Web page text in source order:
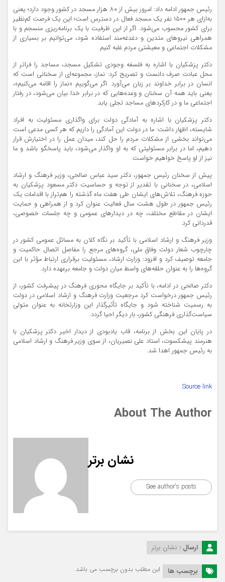
رئیس جمهور ادامه داد: امروز بیش از ۸۰ هزار مسجد در کشور وجود دارد؛ یعنی
به‌ازای هر ۱۵۰۰ نفر یک مسجد فعال در دسترس است؛ این یک فرصت کم‌نظیر
برای کشور محسوب می‌شود. اگر از این ظرفیت با یک برنامه‌ریزی منسجم و با
همراهی نیروهای متدین و دغدغه‌مند استفاده شود، می‌توانیم بر بسیاری از
مشکلات اجتماعی و معیشتی مردم غلبه کنیم.
دکتر پزشکیان با اشاره به فلسفه وجودی تشکیل مسجد، مساجد را فراتر از
محل عبادت صرف دانست و تصریح کرد: نماز، مجموعه‌ای از سخنانی است که
انسان در برابر خداوند بر زبان می‌آورد. اگر می‌گوییم «نماز را اقامه می‌کنیم»،
یعنی باید همه آن سخنان و وعده‌هایی که در برابر خدا بیان می‌شود، در رفتار
اجتماعی ما و در کارکردهای مساجد تجلی یابد.
دکتر پزشکیان با اشاره به آمادگی دولت برای واگذاری مسئولیت به افراد
شایسته، اظهار داشت: ما در دولت این آمادگی را داریم که هر کسی مدعی است
می‌تواند بخشی از مشکلات مردم را حل کند، میدان عمل را در اختیارش قرار
دهیم، اما در برابر مسئولیتی که به او واگذار می‌شود، باید پاسخگو باشد و ما
نیز از او پاسخ خواهیم خواست.
پیش از سخنان رئیس جمهور، دکتر سید عباس صالحی، وزیر فرهنگ و ارشاد
اسلامی، در سخنانی با تقدیر از توجه و حساسیت دکتر مسعود پزشکیان به
حوزه فرهنگ، تلاش‌های ایشان طی هفت ماه گذشته را هم‌تراز با اقدامات یک
رئیس جمهور در طول هشت سال فعالیت عنوان کرد و از همراهی و حمایت
ایشان در مقاطع مختلف، چه در دیدارهای عمومی و چه جلسات خصوصی،
قدردانی کرد.
وزیر فرهنگ و ارشاد اسلامی با تأکید بر نگاه کلان به مسائل عمومی کشور در
چارچوب شعار دولت وفاق ملی، گروه‌های مرجع را مفاصل اتصال حاکمیت و
جامعه توصیف کرد و افزود: وزارت ارشاد، مسئولیت برقراری ارتباط مؤثر با این
گروه‌ها را به عنوان حلقه‌های واسط میان دولت و جامعه برعهده دارد.
دکتر صالحی در ادامه، با تأکید بر جایگاه محوری فرهنگ در پیشرفت کشور، از
رئیس جمهور درخواست کرد مرجعیت وزارت فرهنگ و ارشاد اسلامی در دولت
به رسمیت شناخته شود و جایگاه تأثیرگذار این وزارتخانه به عنوان متولی
سیاست‌گذاری فرهنگی کشور، بار دیگر احیا گردد.
در پایان این بخش از برنامه، قاب یادبودی از دیدار اخیر دکتر پزشکیان با
هنرمند پیشکسوت، استاد علی نصیریان، از سوی وزیر فرهنگ و ارشاد اسلامی
به رئیس جمهور اهدا شد.
Source link
About The Author
نشان برتر
See author's posts
ارسال : نشان برتر
برچسب ها این مطلب بدون برچسب می باشد.